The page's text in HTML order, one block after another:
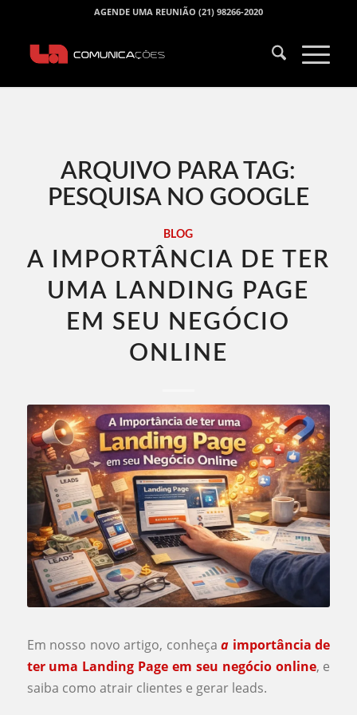
AGENDE UMA REUNIÃO (21) 98266-2020
ARQUIVO PARA TAG:
PESQUISA NO GOOGLE
BLOG
A IMPORTÂNCIA DE TER
UMA LANDING PAGE
EM SEU NEGÓCIO
ONLINE
Em nosso novo artigo, conheçaa importância de
ter uma Landing Page em seu negócio online, e
saiba como atrair clientes e gerar leads.